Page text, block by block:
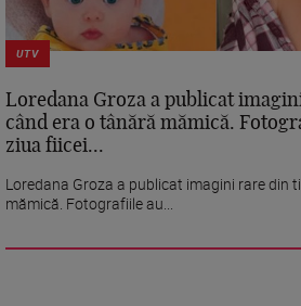
UTV
Loredana Groza a publicat
când era o tânără mămică.
ziua fiicei...
Loredana Groza a publicat imagini rare din
mămică. Fotografiile au...